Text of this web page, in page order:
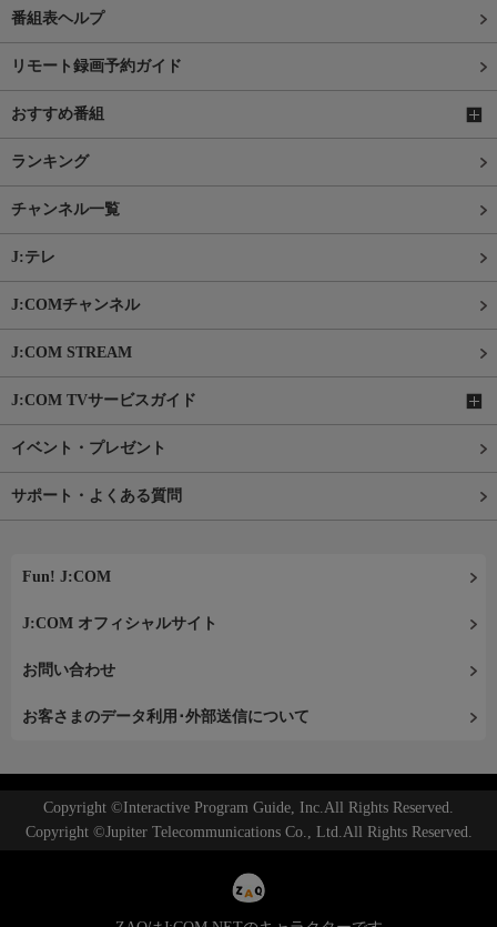
番組表ヘルプ
リモート録画予約ガイド
おすすめ番組
ランキング
チャンネル一覧
J:テレ
J:COMチャンネル
J:COM STREAM
J:COM TVサービスガイド
イベント・プレゼント
サポート・よくある質問
Fun! J:COM
J:COM オフィシャルサイト
お問い合わせ
お客さまのデータ利用･外部送信について
Copyright ©Interactive Program Guide, Inc.All Rights Reserved.
Copyright ©Jupiter Telecommunications Co., Ltd.All Rights Reserved.